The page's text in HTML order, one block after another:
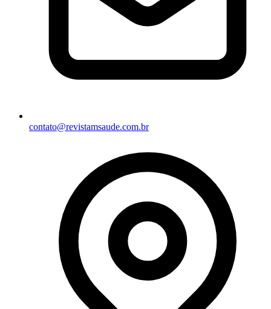
contato@revistamsaude.com.br